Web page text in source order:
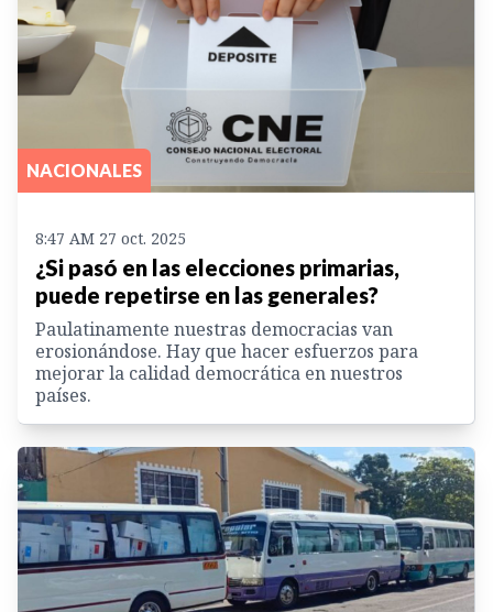
NACIONALES
8:47 AM 27 oct. 2025
¿Si pasó en las elecciones primarias,
puede repetirse en las generales?
Paulatinamente nuestras democracias van
erosionándose. Hay que hacer esfuerzos para
mejorar la calidad democrática en nuestros
países.